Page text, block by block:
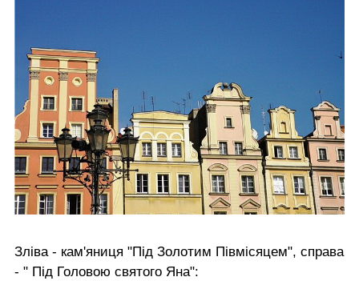
Зліва - кам'яниця "Під Золотим Півмісяцем", справа
- " Під Головою святого Яна":